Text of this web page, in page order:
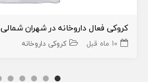
کروکی فعال داروخانه در شهران شمالی
10 ماه قبل کروکی داروخانه